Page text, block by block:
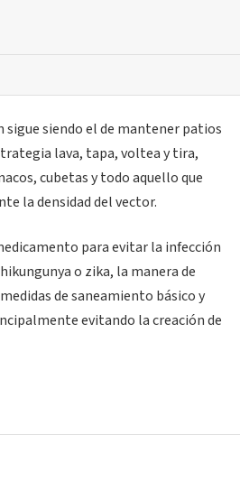
siendo el de mantener patios
lava, tapa, voltea y tira,
cubetas y todo aquello que
la densidad del vector.
para evitar la infección
o zika, la manera de
de saneamiento básico y
evitando la creación de